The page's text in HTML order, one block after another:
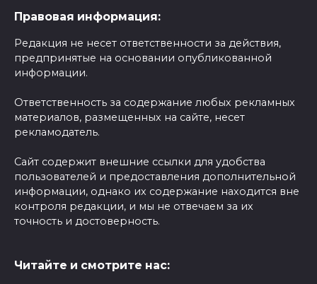
Правовая информация:
Редакция не несет ответственности за действия,
предпринятые на основании опубликованной
информации.
Ответственность за содержание любых рекламных
материалов, размещенных на сайте, несет
рекламодатель.
Сайт содержит внешние ссылки для удобства
пользователей и предоставления дополнительной
информации, однако их содержание находится вне
контроля редакции, и мы не отвечаем за их
точность и достоверность.
Читайте и смотрите нас: